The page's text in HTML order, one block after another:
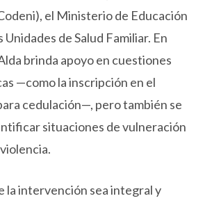
el Ministerio de Educación
Unidades de Salud Familiar. En
brinda apoyo en cuestiones
—como la inscripción en el
cedulación—, pero también se
situaciones de vulneración
la intervención sea integral y